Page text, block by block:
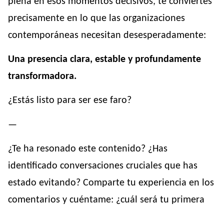
precisamente en lo que las organizaciones
contemporáneas necesitan desesperadamente:
Una presencia clara, estable y profundamente
transformadora.
¿Estás listo para ser ese faro?
—
¿Te ha resonado este contenido? ¿Has
identificado conversaciones cruciales que has
estado evitando? Comparte tu experiencia en los
comentarios y cuéntame: ¿cuál será tu primera